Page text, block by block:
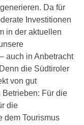
Da für
Investitionen
in der aktuellen
auch in Anbetracht
die Südtiroler
von gut
Für die
die
dem Tourismus